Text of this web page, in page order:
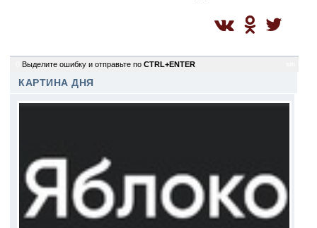
Выделите ошибку и отправьте по CTRL+ENTER
КАРТИНА ДНЯ